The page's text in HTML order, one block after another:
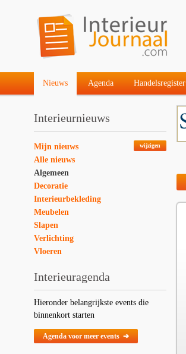
Nieuws Agenda Handelsregister
Interieurnieuws
wijzigen
Mijn nieuws
Alle nieuws
Algemeen
Decoratie
Interieurbekleding
Meubelen
Slapen
Verlichting
Vloeren
Interieuragenda
Hieronder belangrijkste events die
binnenkort starten
Agenda voor meer events ➔